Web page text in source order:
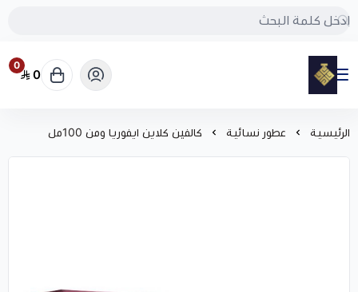
مود
0
0
الرئيسية عطور نسائية كالفين كلاين ايفوريا ومن 100مل